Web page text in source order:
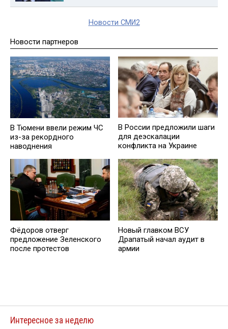
Новости СМИ2
Новости партнеров
В Тюмени ввели режим ЧС
из-за рекордного
наводнения
В России предложили шаги
для деэскалации
конфликта на Украине
Фёдоров отверг
предложение Зеленского
после протестов
Новый главком ВСУ
Драпатый начал аудит в
армии
Интересное за неделю